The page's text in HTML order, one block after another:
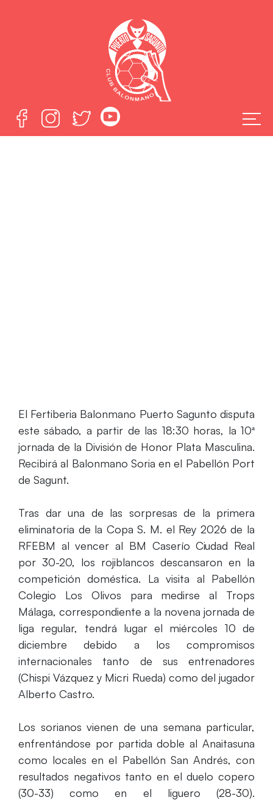
El Fertiberia Balonmano Puerto Sagunto disputa
este sábado, a partir de las 18:30 horas, la 10ª
jornada de la División de Honor Plata Masculina.
Recibirá al Balonmano Soria en el Pabellón Port
de Sagunt.
Tras dar una de las sorpresas de la primera
eliminatoria de la Copa S. M. el Rey 2026 de la
RFEBM al vencer al BM Caserío Ciudad Real
por 30-20, los rojiblancos descansaron en la
competición doméstica. La visita al Pabellón
Colegio Los Olivos para medirse al Trops
Málaga, correspondiente a la novena jornada de
liga regular, tendrá lugar el miércoles 10 de
diciembre debido a los compromisos
internacionales tanto de sus entrenadores
(Chispi Vázquez y Micri Rueda) como del jugador
Alberto Castro.
Los sorianos vienen de una semana particular,
enfrentándose por partida doble al Anaitasuna
como locales en el Pabellón San Andrés, con
resultados negativos tanto en el duelo copero
(30-33) como en el liguero (28-30).